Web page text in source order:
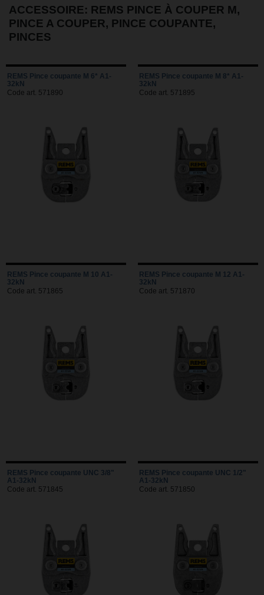
ACCESSOIRE: REMS PINCE À COUPER M,
PINCE A COUPER, PINCE COUPANTE,
PINCES
REMS Pince coupante M 6* A1-
32kN
Code art. 571890
REMS Pince coupante M 8* A1-
32kN
Code art. 571895
REMS Pince coupante M 10 A1-
32kN
Code art. 571865
REMS Pince coupante M 12 A1-
32kN
Code art. 571870
REMS Pince coupante UNC 3/8"
A1-32kN
Code art. 571845
REMS Pince coupante UNC 1/2"
A1-32kN
Code art. 571850